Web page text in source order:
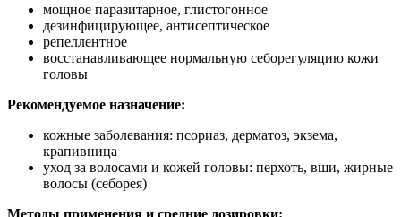
мощное паразитарное, глистогонное
дезинфицирующее, антисептическое
репеллентное
восстанавливающее нормальную себорегуляцию кожи
головы
Рекомендуемое назначение:
кожные заболевания: псориаз, дерматоз, экзема,
крапивница
уход за волосами и кожей головы: перхоть, вши, жирные
волосы (себорея)
Методы применения и средние дозировки: